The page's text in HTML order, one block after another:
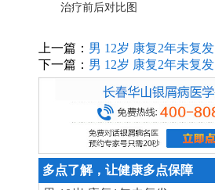
治疗前后对比图
上一篇： 男 12岁 康复2年未复发
下一篇： 男 12岁 康复2年未复发
多点了解，让健康多点保障